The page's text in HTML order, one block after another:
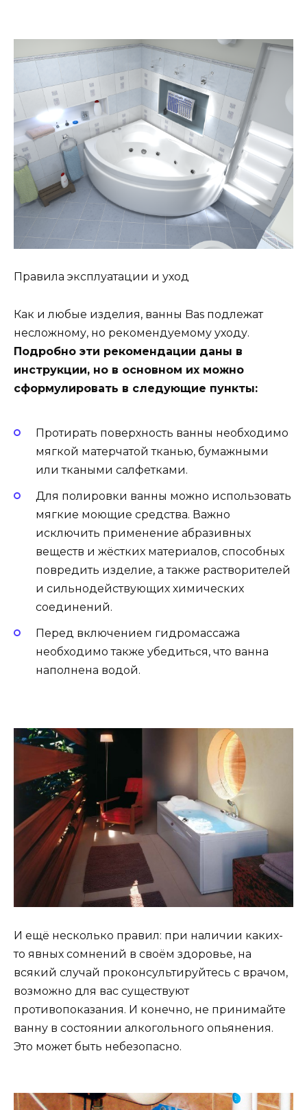
Правила эксплуатации и уход
Как и любые изделия, ванны Bas подлежат
несложному, но рекомендуемому уходу.
Подробно эти рекомендации даны в
инструкции, но в основном их можно
сформулировать в следующие пункты:
Протирать поверхность ванны необходимо
мягкой матерчатой тканью, бумажными
или ткаными салфетками.
Для полировки ванны можно использовать
мягкие моющие средства. Важно
исключить применение абразивных
веществ и жёстких материалов, способных
повредить изделие, а также растворителей
и сильнодействующих химических
соединений.
Перед включением гидромассажа
необходимо также убедиться, что ванна
наполнена водой.
И ещё несколько правил: при наличии каких-
то явных сомнений в своём здоровье, на
всякий случай проконсультируйтесь с врачом,
возможно для вас существуют
противопоказания. И конечно, не принимайте
ванну в состоянии алкогольного опьянения.
Это может быть небезопасно.